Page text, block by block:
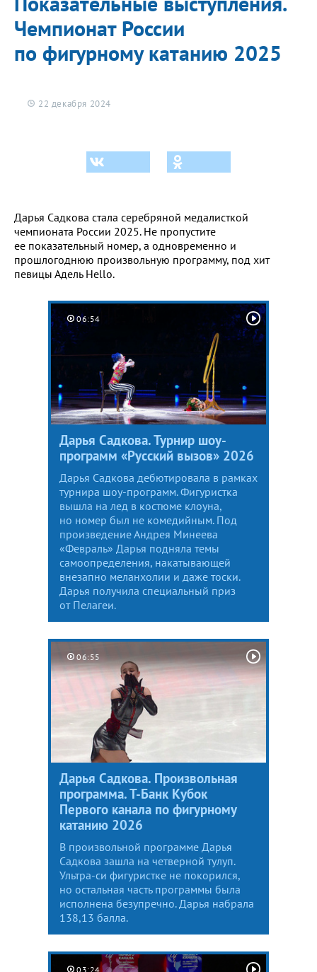
Чемпионат России
по фигурному катанию 2025
22 декабря 2024
Дарья Садкова стала серебряной медалисткой
чемпионата России 2025. Не пропустите
ее показательный номер, а одновременно и
прошлогоднюю произвольную программу, под хит
певицы Адель Hello.
06:54
Дарья Садкова. Турнир шоу-
программ «Русский вызов» 2026
Дарья Садкова дебютировала в рамках
турнира шоу-программ. Фигуристка
вышла на лед в костюме клоуна,
но номер был не комедийным. Под
произведение Андрея Минеева
«Февраль» Дарья подняла темы
самоопределения, накатывающей
внезапно меланхолии и даже тоски.
Дарья получила специальный приз
от Пелагеи.
06:55
Дарья Садкова. Произвольная
программа. Т-Банк Кубок
Первого канала по фигурному
катанию 2026
В произвольной программе Дарья
Садкова зашла на четверной тулуп.
Ультра-си фигуристке не покорился,
но остальная часть программы была
исполнена безупречно. Дарья набрала
138,13 балла.
03:24